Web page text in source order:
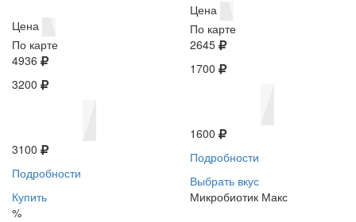
Цена
По карте
4936
3200
3100
Подробности
Купить
%
Цена
По карте
2645
1700
1600
Подробности
Выбрать вкус
Микробиотик Макс